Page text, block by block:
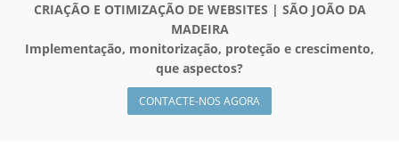
CRIAÇÃO E OTIMIZAÇÃO DE WEBSITES | SÃO JOÃO DA
MADEIRA
Implementação, monitorização, proteção e crescimento,
que aspectos?
CONTACTE-NOS AGORA